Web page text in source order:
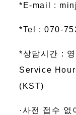
*E-mail :
*Tel : 070-
*상담시간 :
Service
(KST)
·사전 접수 없